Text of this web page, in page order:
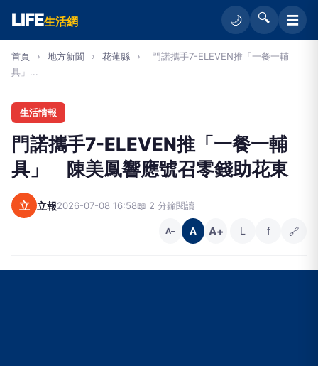
LIFE生活網 🌙 🔍 ☰
首頁 › 地方新聞 › 花蓮縣 ›
門諾攜手7-ELEVEN推「一餐一輔
具」...
生活情報
門諾攜手7-ELEVEN推「一餐一輔
具」 陳美鳳響應號召零錢助花東
立 立報2026-07-08 16:58📖 2 分鐘閱讀
A− A A+ L f 🔗